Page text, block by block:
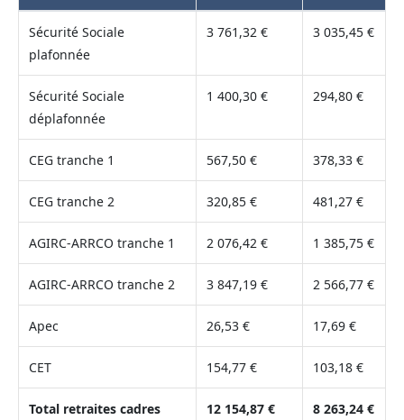
Sécurité Sociale
plafonnée
3 761,32 € 3 035,45 €
Sécurité Sociale
déplafonnée
1 400,30 € 294,80 €
CEG tranche 1 567,50 € 378,33 €
CEG tranche 2 320,85 € 481,27 €
AGIRC-ARRCO tranche 1 2 076,42 € 1 385,75 €
AGIRC-ARRCO tranche 2 3 847,19 € 2 566,77 €
Apec 26,53 € 17,69 €
CET 154,77 € 103,18 €
Total retraites cadres 12 154,87 € 8 263,24 €